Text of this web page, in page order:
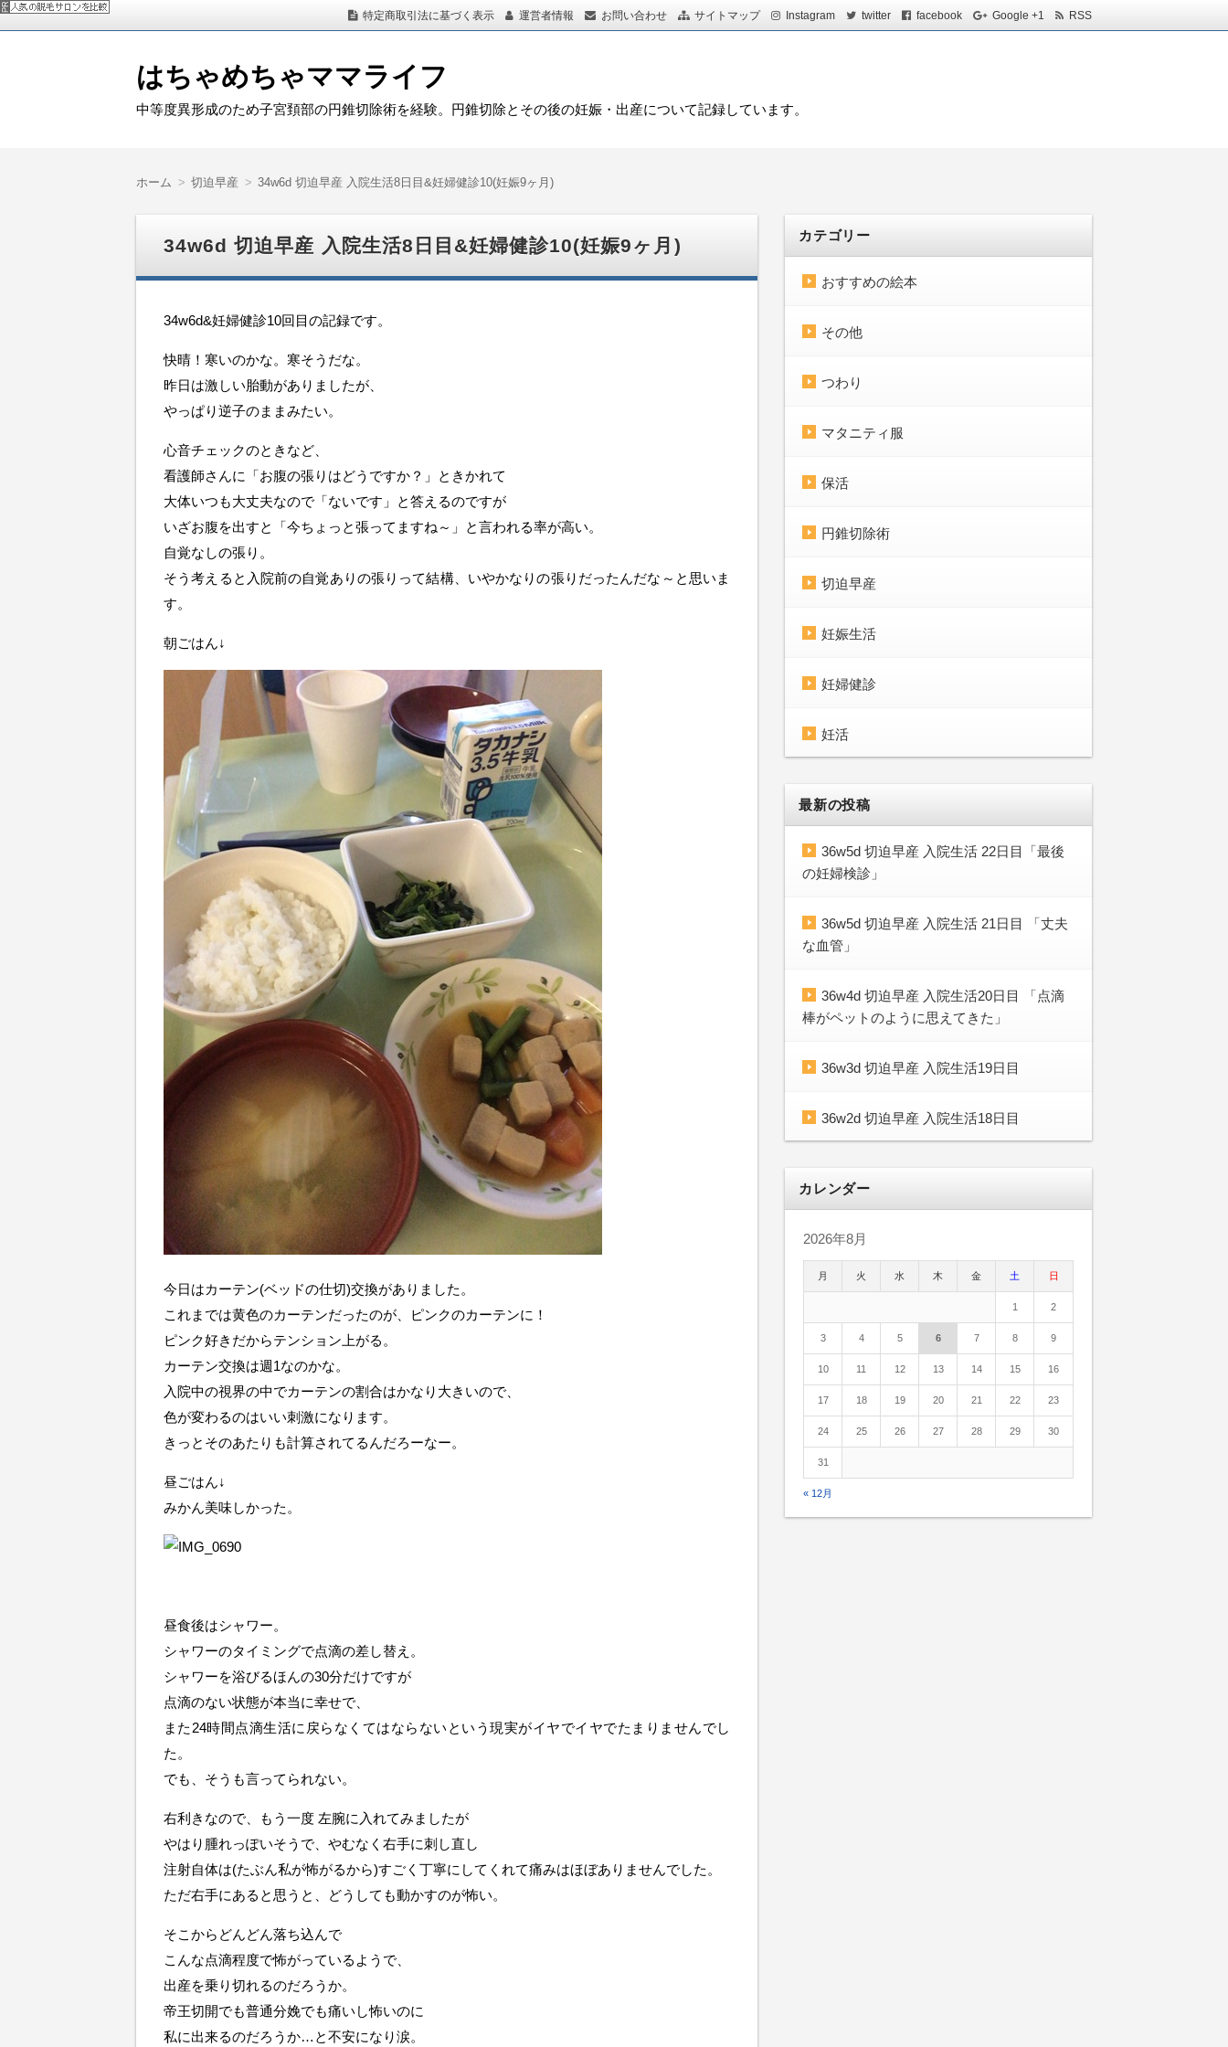
特定商取引法に基づく表示 運営者情報 お問い合わせ サイトマップ Instagram twitter facebook Google +1 RSS
はちゃめちゃママライフ
中等度異形成のため子宮頚部の円錐切除術を経験。円錐切除とその後の妊娠・出産について記録しています。
ホーム 切迫早産 34w6d 切迫早産 入院生活8日目&妊婦健診10(妊娠9ヶ月)
34w6d 切迫早産 入院生活8日目&妊婦健診10(妊娠9ヶ月)
34w6d&妊婦健診10回目の記録です。
快晴！寒いのかな。寒そうだな。
昨日は激しい胎動がありましたが、
やっぱり逆子のままみたい。
心音チェックのときなど、
看護師さんに「お腹の張りはどうですか？」ときかれて
大体いつも大丈夫なので「ないです」と答えるのですが
いざお腹を出すと「今ちょっと張ってますね～」と言われる率が高い。
自覚なしの張り。
そう考えると入院前の自覚ありの張りって結構、いやかなりの張りだったんだな～と思いま
す。
朝ごはん↓
今日はカーテン(ベッドの仕切)交換がありました。
これまでは黄色のカーテンだったのが、ピンクのカーテンに！
ピンク好きだからテンション上がる。
カーテン交換は週1なのかな。
入院中の視界の中でカーテンの割合はかなり大きいので、
色が変わるのはいい刺激になります。
きっとそのあたりも計算されてるんだろーなー。
昼ごはん↓
みかん美味しかった。
昼食後はシャワー。
シャワーのタイミングで点滴の差し替え。
シャワーを浴びるほんの30分だけですが
点滴のない状態が本当に幸せで、
また24時間点滴生活に戻らなくてはならないという現実がイヤでイヤでたまりませんでし
た。
でも、そうも言ってられない。
右利きなので、もう一度 左腕に入れてみましたが
やはり腫れっぽいそうで、やむなく右手に刺し直し
注射自体は(たぶん私が怖がるから)すごく丁寧にしてくれて痛みはほぼありませんでした。
ただ右手にあると思うと、どうしても動かすのが怖い。
そこからどんどん落ち込んで
こんな点滴程度で怖がっているようで、
出産を乗り切れるのだろうか。
帝王切開でも普通分娩でも痛いし怖いのに
私に出来るのだろうか…と不安になり涙。
カテゴリー
おすすめの絵本
その他
つわり
マタニティ服
保活
円錐切除術
切迫早産
妊娠生活
妊婦健診
妊活
最新の投稿
36w5d 切迫早産 入院生活 22日目「最後
の妊婦検診」
36w5d 切迫早産 入院生活 21日目 「丈夫
な血管」
36w4d 切迫早産 入院生活20日目 「点滴
棒がペットのように思えてきた」
36w3d 切迫早産 入院生活19日目
36w2d 切迫早産 入院生活18日目
カレンダー
2026年8月
月 火 水 木 金 土 日
« 12月
1 2
3 4 5 6 7 8 9
10 11 12 13 14 15 16
17 18 19 20 21 22 23
24 25 26 27 28 29 30
31